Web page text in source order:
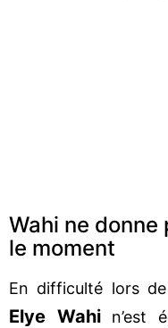
Wahi ne
le moment
En difficulté lors
Elye Wahin’est